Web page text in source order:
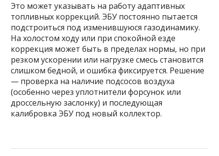
Это может указывать на работу адаптивных
топливных коррекций. ЭБУ постоянно пытается
подстроиться под изменившуюся газодинамику.
На холостом ходу или при спокойной езде
коррекция может быть в пределах нормы, но при
резком ускорении или нагрузке смесь становится
слишком бедной, и ошибка фиксируется. Решение
— проверка на наличие подсосов воздуха
(особенно через уплотнители форсунок или
дроссельную заслонку) и последующая
калибровка ЭБУ под новый коллектор.